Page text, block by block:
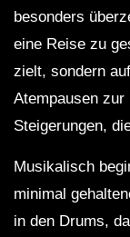
besonders
eine Reise zu
zielt, sondern
Atempausen zur
Steigerungen,
Musikalisch
minimal
in den Drums,